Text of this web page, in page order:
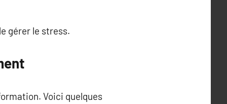
gérer le stress.
Voici quelques